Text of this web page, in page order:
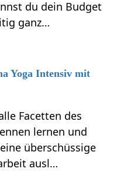
du dein Budget
ganz…
Yoga Intensiv mit
Facetten des
lernen und
überschüssige
ausl…